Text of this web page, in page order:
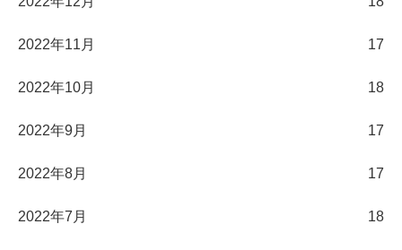
2022年11月 17
2022年10月 18
2022年9月 17
2022年8月 17
2022年7月 18